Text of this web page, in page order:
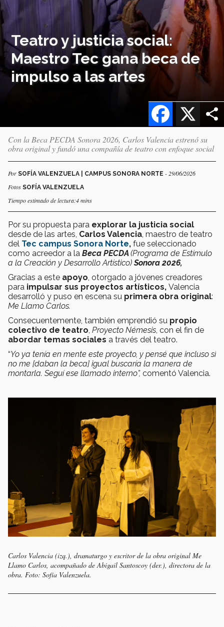
Teatro y justicia social:
Maestro Tec gana beca de
impulso a las artes
X
Facebook
Con la Beca PECDA Sonora 2026, Carlos Valencia estrenó su
obra original y fundó una compañía de teatro con enfoque social
Por SOFÍA VALENZUELA | CAMPUS SONORA NORTE - 29/06/2026
Fotos SOFÍA VALENZUELA
Tiempo estimado de lectura:4 mins
Por su propuesta para explorar la justicia social
desde de las artes, Carlos Valencia , maestro de teatro
del Tec campus Sonora Norte, fue seleccionado
como acreedor a la Beca PECDA (Programa de Estímulo
a la Creación y Desarrollo Artístico)Sonora 2026,
Gracias a este apoyo , otorgado a jóvenes creadores
para impulsar sus proyectos artísticos, Valencia
desarrolló y puso en escena su primera obra original:
Me Llamo Carlos.
Consecuentemente, también emprendió su propio
colectivo de teatro Proyecto Némesis , con el fin de
abordar temas sociales a través del teatro.
“Yo ya tenía en mente este proyecto, y pensé que incluso si
no me [daban la beca] igual buscaría la manera de
montarla. Seguí ese llamado interno”, comentó Valencia.
Carlos Valencia (izq.), dramaturgo y escritor de la obra original Me
Llamo Carlos, acompañado de Abigail Santoscoy (der.), directora de la
obra. Foto: Sofía Valenzuela.